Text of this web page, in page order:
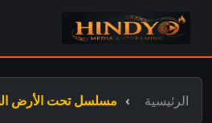
الرئيسية مسلسل تحت الأرض الجزء